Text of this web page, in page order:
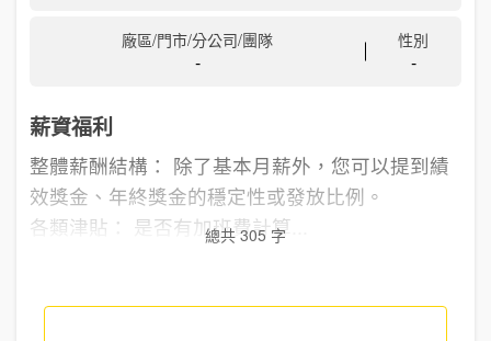
廠區/門市/分公司/團隊
-
性別
-
薪資福利
整體薪酬結構： 除了基本月薪外，您可以提到績
效獎金、年終獎金的穩定性或發放比例。
各類津貼： 是否有加班費計算...
總共 305 字